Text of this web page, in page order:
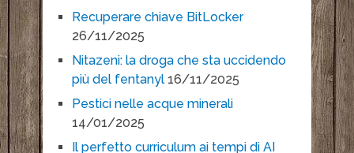
Recuperare chiave BitLocker
26/11/2025
Nitazeni: la droga che sta uccidendo
più del fentanyl 16/11/2025
Pestici nelle acque minerali
14/01/2025
Il perfetto curriculum ai tempi di AI